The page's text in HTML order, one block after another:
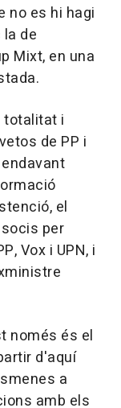
no es hi hagi
de
Mixt, en una
totalitat i
de PP i
el
per
Vox i UPN, i
només és el
d'aquí
a
amb els